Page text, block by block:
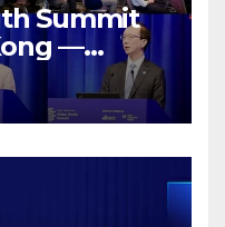
Summit
—
Leaders
Patients